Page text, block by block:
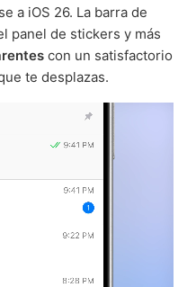
a iOS 26. La barra de
panel de stickers y más
con un satisfactorio
te desplazas.